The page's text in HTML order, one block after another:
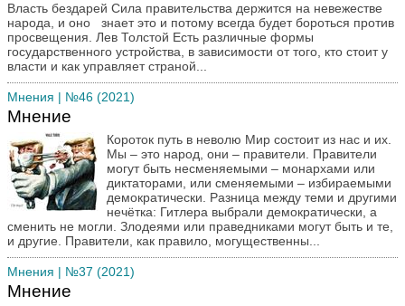
Власть бездарей Сила правительства держится на невежестве
народа, и оно знает это и потому всегда будет бороться против
просвещения. Лев Толстой Есть различные формы
государственного устройства, в зависимости от того, кто стоит у
власти и как управляет страной...
Мнения | №46 (2021)
Мнение
Короток путь в неволю Мир состоит из нас и их.
Мы – это народ, они – правители. Правители
могут быть несменяемыми – монархами или
диктаторами, или сменяемыми – избираемыми
демократически. Разница между теми и другими
нечётка: Гитлера выбрали демократически, а
сменить не могли. Злодеями или праведниками могут быть и те,
и другие. Правители, как правило, могущественны...
Мнения | №37 (2021)
Мнение